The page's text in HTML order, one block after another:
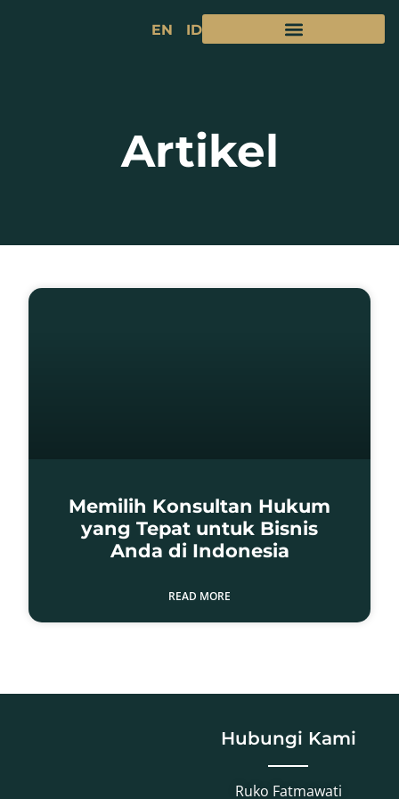
EN ID
Artikel
Memilih Konsultan Hukum
yang Tepat untuk Bisnis
Anda di Indonesia
READ MORE
Hubungi Kami
Ruko Fatmawati